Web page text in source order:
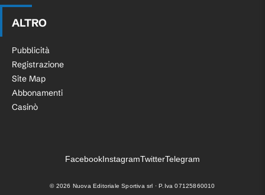
ALTRO
Pubblicità
Registrazione
Site Map
Abbonamenti
Casinò
FacebookInstagramTwitterTelegram
© 2026 Nuova Editoriale Sportiva srl · P.Iva 07125860010